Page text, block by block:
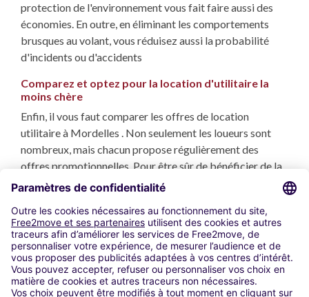
protection de l'environnement vous fait faire aussi des
économies. En outre, en éliminant les comportements
brusques au volant, vous réduisez aussi la probabilité
d'incidents ou d'accidents
Comparez et optez pour la location d'utilitaire la
moins chère
Enfin, il vous faut comparer les offres de location
utilitaire à Mordelles . Non seulement les loueurs sont
nombreux, mais chacun propose régulièrement des
offres promotionnelles. Pour être sûr de bénéficier de la
meilleure offre et des tarifs les plus avantageux, confiez
découvrez notrecomparateur de location utilitaireà
Mordelles.
Utilisation de cookies